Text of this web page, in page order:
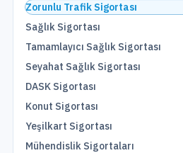
Zorunlu Trafik Sigortası
Sağlık Sigortası
Tamamlayıcı Sağlık Sigortası
Seyahat Sağlık Sigortası
DASK Sigortası
Konut Sigortası
Yeşilkart Sigortası
Mühendislik Sigortaları